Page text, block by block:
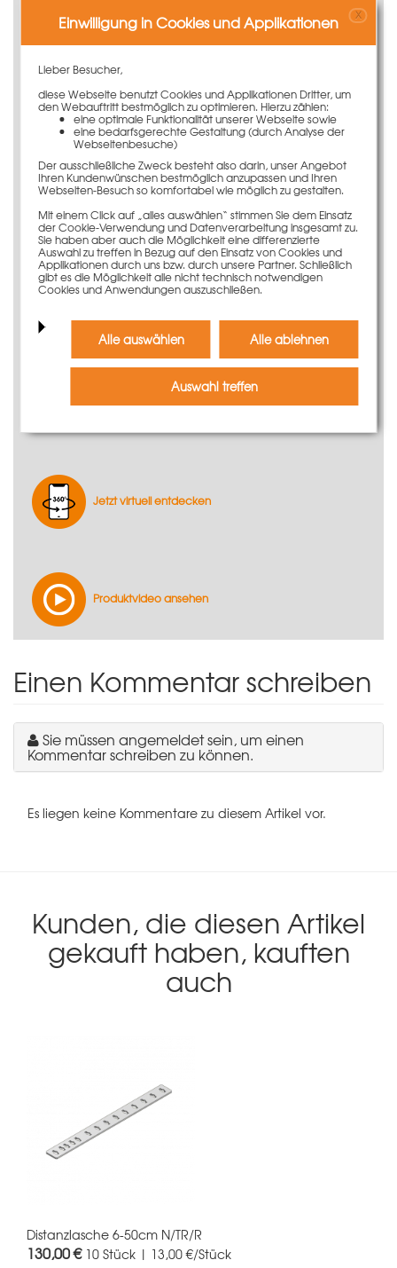
da nur ein extrem schmaler Rahmenabdruck im Beton
verbleibt.
Flachstahlrahmens überzeugt das Raster-Element 30 x
75 cm mit einer langen Lebensdauer und damit hohen
Einsatzzahlen.
Sicheres und effektives Arbeiten
auf der Baustelle
Seitenschutzsystem Secuseteffektiv und sicher an der
Schalung montieren.
Zusätzlich wird jedes Raster-Element mittels unseren
Transpondern unverwechselbar – durch die PASCHAL
Ident-Technologie. Diese verleiht jedem damit
versehenen Schalungselement eine elektronische
Nummer, wodurch eine eindeutige und
unmissverständliche Identifizierung garantiert wird.
Jetzt virtuell entdecken
Produktvideo ansehen
Einen Kommentar schreiben
Sie müssen angemeldet sein, um einen
Kommentar schreiben zu können.
Es liegen keine Kommentare zu diesem Artikel vor.
Kunden, die diesen Artikel
gekauft haben, kauften
auch
Distanzlasche 6-50cm N/TR/R
130,00 € 10 Stück | 13,00 €/Stück
Einwilligung in Cookies und Applikationen X
Lieber Besucher,
diese Webseite benutzt Cookies und Applikationen Dritter, um
den Webauftritt bestmöglich zu optimieren. Hierzu zählen:
eine optimale Funktionalität unserer Webseite sowie
eine bedarfsgerechte Gestaltung (durch Analyse der
Webseitenbesuche)
Der ausschließliche Zweck besteht also darin, unser Angebot
Ihren Kundenwünschen bestmöglich anzupassen und Ihren
Webseiten-Besuch so komfortabel wie möglich zu gestalten.
Mit einem Click auf „alles auswählen“ stimmen Sie dem Einsatz
der Cookie-Verwendung und Datenverarbeitung insgesamt zu.
Sie haben aber auch die Möglichkeit eine differenzierte
Auswahl zu treffen in Bezug auf den Einsatz von Cookies und
Applikationen durch uns bzw. durch unsere Partner. Schließlich
gibt es die Möglichkeit alle nicht technisch notwendigen
Cookies und Anwendungen auszuschließen.
Alle auswählen Alle ablehnen
Auswahl treffen